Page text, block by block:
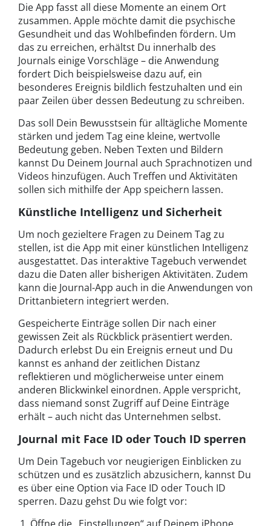
Die App fasst all diese Momente an einem Ort
zusammen. Apple möchte damit die psychische
Gesundheit und das Wohlbefinden fördern. Um
das zu erreichen, erhältst Du innerhalb des
Journals einige Vorschläge – die Anwendung
fordert Dich beispielsweise dazu auf, ein
besonderes Ereignis bildlich festzuhalten und ein
paar Zeilen über dessen Bedeutung zu schreiben.
Das soll Dein Bewusstsein für alltägliche Momente
stärken und jedem Tag eine kleine, wertvolle
Bedeutung geben. Neben Texten und Bildern
kannst Du Deinem Journal auch Sprachnotizen und
Videos hinzufügen. Auch Treffen und Aktivitäten
sollen sich mithilfe der App speichern lassen.
Künstliche Intelligenz und Sicherheit
Um noch gezieltere Fragen zu Deinem Tag zu
stellen, ist die App mit einer künstlichen Intelligenz
ausgestattet. Das interaktive Tagebuch verwendet
dazu die Daten aller bisherigen Aktivitäten. Zudem
kann die Journal-App auch in die Anwendungen von
Drittanbietern integriert werden.
Gespeicherte Einträge sollen Dir nach einer
gewissen Zeit als Rückblick präsentiert werden.
Dadurch erlebst Du ein Ereignis erneut und Du
kannst es anhand der zeitlichen Distanz
reflektieren und möglicherweise unter einem
anderen Blickwinkel einordnen. Apple verspricht,
dass niemand sonst Zugriff auf Deine Einträge
erhält – auch nicht das Unternehmen selbst.
Journal mit Face ID oder Touch ID sperren
Um Dein Tagebuch vor neugierigen Einblicken zu
schützen und es zusätzlich abzusichern, kannst Du
es über eine Option via Face ID oder Touch ID
sperren. Dazu gehst Du wie folgt vor: